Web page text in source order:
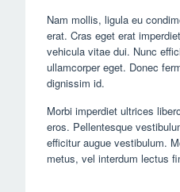
Nam mollis, ligula eu
erat. Cras eget erat
vehicula vitae dui. Nunc
ullamcorper eget. Donec
dignissim id.
Morbi imperdiet ultrices
eros. Pellentesque
efficitur augue vestibulum.
metus, vel interdum lectus